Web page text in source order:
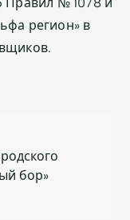
регион» в
бор»